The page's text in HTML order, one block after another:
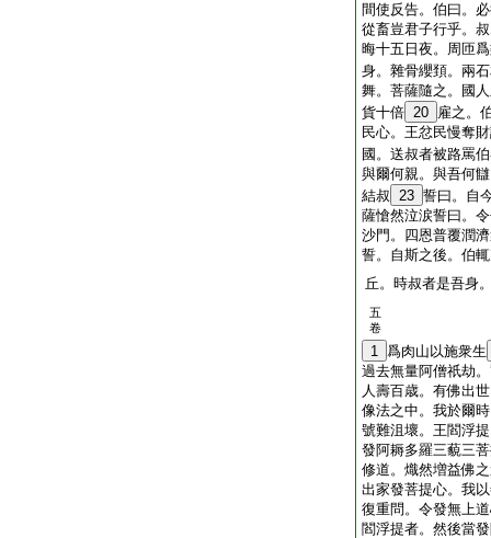
間使反告。伯曰。
從畜豈君子行乎。
晦十五日夜。周匝
身。雜骨纓頚。兩
舞。菩薩隨之。國
貨十倍 20 雇之。
民心。王忿民慢奪
國。送叔者被路罵
與爾何親。與吾何
結叔 23 誓曰。自
薩愴然泣涙誓曰。
沙門。四恩普覆潤
誓。自斯之後。伯
丘。時叔者是吾身
五
卷
1 爲肉山以施衆生
過去無量阿僧祇劫
人壽百歳。有佛出
像法之中。我於爾
號難沮壞。王閻浮
發阿耨多羅三藐三
修道。熾然増益佛
出家發菩提心。我
復重問。令發無上
閻浮提者。然後當